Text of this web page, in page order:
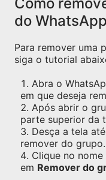
do
Para remover uma
siga o tutorial
Abra o
em que deseja
Após abrir o
parte superior da
Desça a tela
remover do grupo.
Clique no
em Remover do